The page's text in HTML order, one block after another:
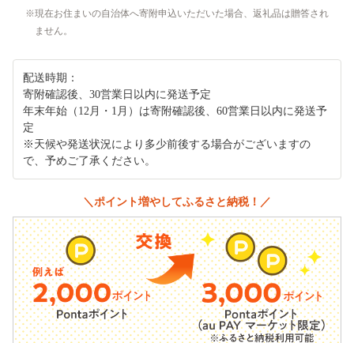
現在お住まいの自治体へ寄附申込いただいた場合、返礼品は贈答され
ません。
配送時期：
寄附確認後、30営業日以内に発送予定
年末年始（12月・1月）は寄附確認後、60営業日以内に発送予
定
※天候や発送状況により多少前後する場合がございますの
で、予めご了承ください。
＼ポイント増やしてふるさと納税！／